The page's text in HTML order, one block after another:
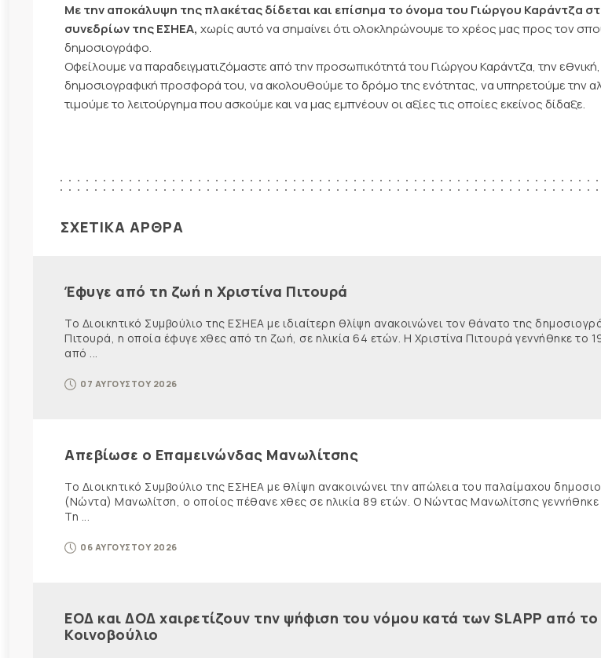
Με την αποκάλυψη της πλακέτας δίδεται και επίσημα το όνομα του Γιώργου Καράντζα
συνεδρίων της ΕΣΗΕΑ, χωρίς αυτό να σημαίνει ότι ολοκληρώνουμε το χρέος μας προς τον
δημοσιογράφο.
Οφείλουμε να παραδειγματιζόμαστε από την προσωπικότητά του Γιώργου Καράντζα, την εθνική,
δημοσιογραφική προσφορά του, να ακολουθούμε το δρόμο της ενότητας, να υπηρετούμε την
τιμούμε το λειτούργημα που ασκούμε και να μας εμπνέουν οι αξίες τις οποίες εκείνος δίδαξε.
ΣΧΕΤΙΚΑ ΑΡΘΡΑ
Έφυγε από τη ζωή η Χριστίνα Πιτουρά
Το Διοικητικό Συμβούλιο της ΕΣΗΕΑ με ιδιαίτερη θλίψη ανακοινώνει τον θάνατο της
Πιτουρά, η οποία έφυγε χθες από τη ζωή, σε ηλικία 64 ετών. Η Χριστίνα Πιτουρά γεννήθηκε το
από ...
07 ΑΥΓΟΥΣΤΟΥ 2026
Απεβίωσε ο Επαμεινώνδας Μανωλίτσης
Το Διοικητικό Συμβούλιο της ΕΣΗΕΑ με θλίψη ανακοινώνει την απώλεια του παλαίμαχου
(Νώντα) Μανωλίτση, ο οποίος πέθανε χθες σε ηλικία 89 ετών. Ο Νώντας Μανωλίτσης γεννήθηκε
Τη ...
06 ΑΥΓΟΥΣΤΟΥ 2026
ΕΟΔ και ΔΟΔ χαιρετίζουν την ψήφιση του νόμου κατά των SLAPP από το
Κοινοβούλιο